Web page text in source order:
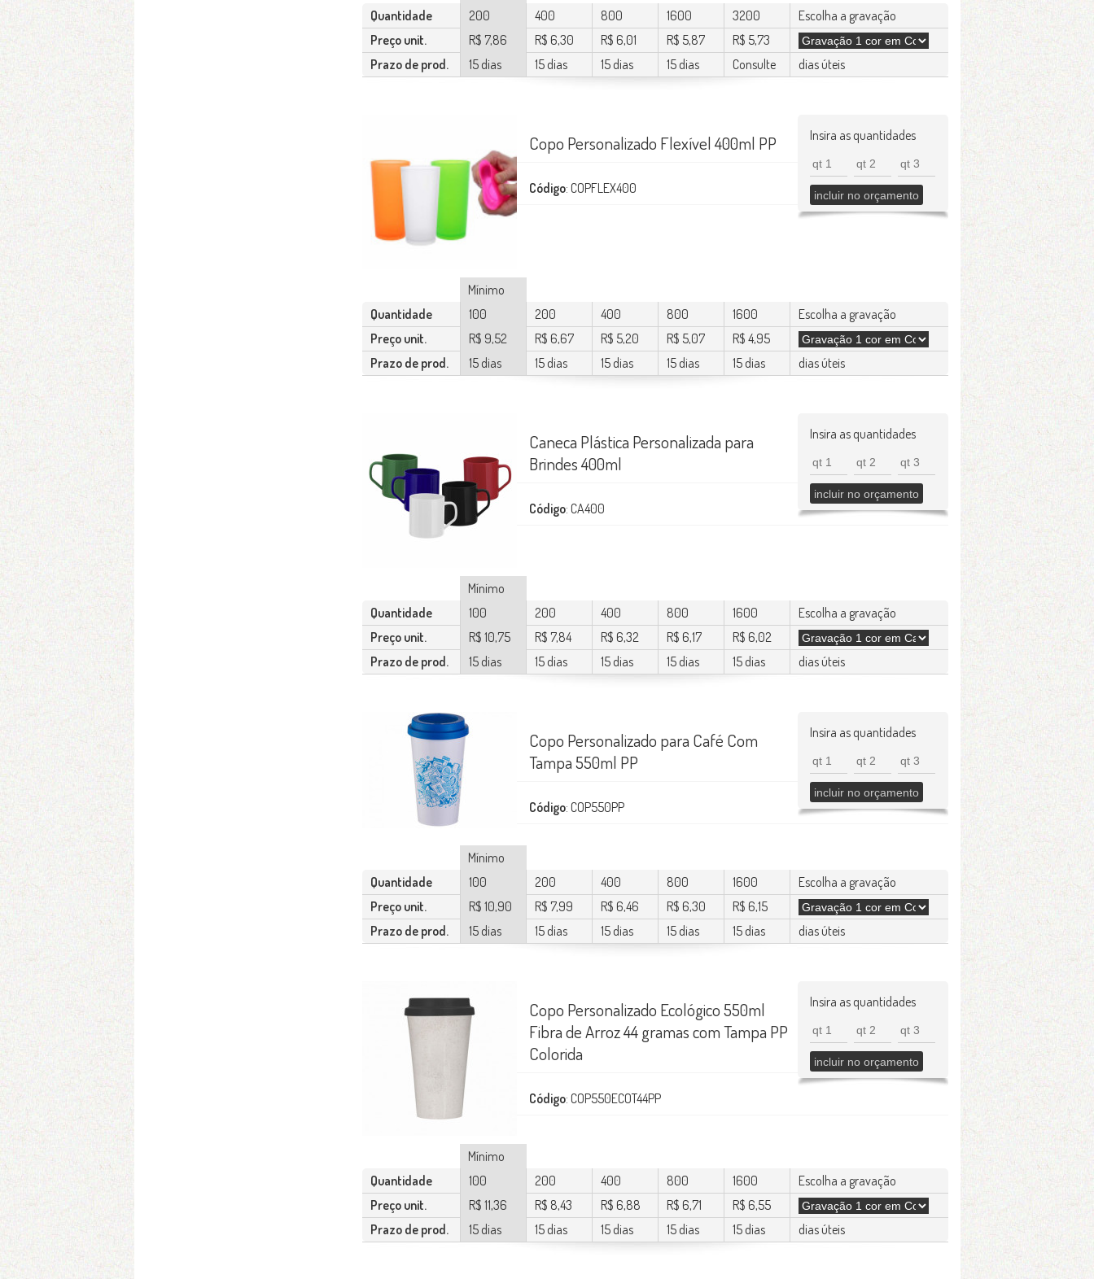
Quantidade
200 400 800 1600 3200
Escolha a gravação
Preço unit.
R$ 7,86 R$ 6,30 R$ 6,01 R$ 5,87
R$ 5,73
Prazo de prod.
15 dias 15 dias 15 dias 15 dias Consulte dias úteis
Insira as quantidades
Copo Personalizado Flexível 400ml PP
Código: COPFLEX400
Mínimo
Quantidade
100 200 400 800 1600
Escolha a gravação
Preço unit.
R$ 9,52 R$ 6,67 R$ 5,20 R$ 5,07
R$ 4,95
Prazo de prod.
15 dias 15 dias 15 dias 15 dias 15 dias dias úteis
Insira as quantidades
Caneca Plástica Personalizada para
Brindes 400ml
Código: CA400
Mínimo
Quantidade
100 200 400 800 1600
Escolha a gravação
Preço unit.
R$ 10,75 R$ 7,84 R$ 6,32 R$ 6,17
R$ 6,02
Prazo de prod.
15 dias 15 dias 15 dias 15 dias 15 dias dias úteis
Insira as quantidades
Copo Personalizado para Café Com
Tampa 550ml PP
Código: COP550PP
Mínimo
Quantidade
100 200 400 800 1600
Escolha a gravação
Preço unit.
R$ 10,90 R$ 7,99 R$ 6,46 R$ 6,30
R$ 6,15
Prazo de prod.
15 dias 15 dias 15 dias 15 dias 15 dias dias úteis
Insira as quantidades
Copo Personalizado Ecológico 550ml
Fibra de Arroz 44 gramas com Tampa PP
Colorida
Código: COP550ECOT44PP
Mínimo
Quantidade
100 200 400 800 1600
Escolha a gravação
Preço unit.
R$ 11,36 R$ 8,43 R$ 6,88 R$ 6,71
R$ 6,55
Prazo de prod.
15 dias 15 dias 15 dias 15 dias 15 dias dias úteis